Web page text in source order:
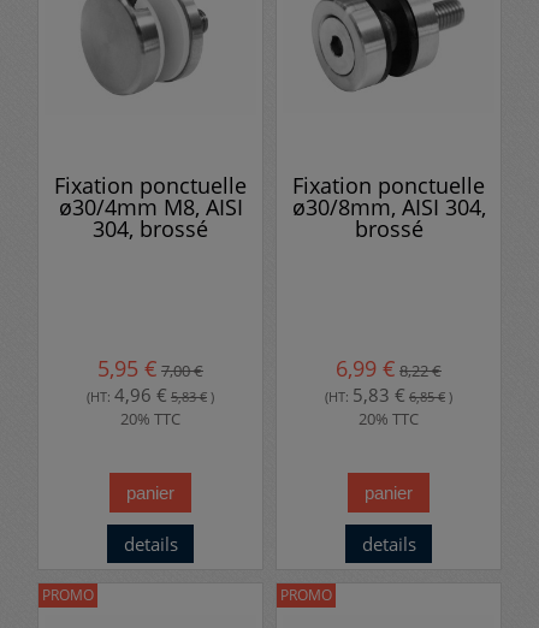
Fixation ponctuelle
ø30/4mm M8, AISI
304, brossé
5,95 € 7,00 €
(HT: 4,96 € 5,83 € )
20% TTC
panier
details
Fixation ponctuelle
ø30/8mm, AISI 304,
brossé
6,99 € 8,22 €
(HT: 5,83 € 6,85 € )
20% TTC
panier
details
PROMO PROMO